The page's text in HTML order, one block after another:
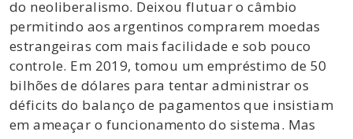
do neoliberalismo. Deixou flutuar o câmbio
permitindo aos argentinos comprarem moedas
estrangeiras com mais facilidade e sob pouco
controle. Em 2019, tomou um empréstimo de 50
bilhões de dólares para tentar administrar os
déficits do balanço de pagamentos que insistiam
em ameaçar o funcionamento do sistema. Mas